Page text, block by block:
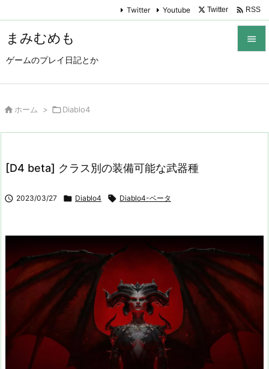
まみむめも
ゲームのプレイ日記とか

Twitter Youtube Twitter  RSS
 ホーム > Diablo4
[D4 beta] クラス別の装備可能な武器種
 2023/03/27  Diablo4  Diablo4-ベータ